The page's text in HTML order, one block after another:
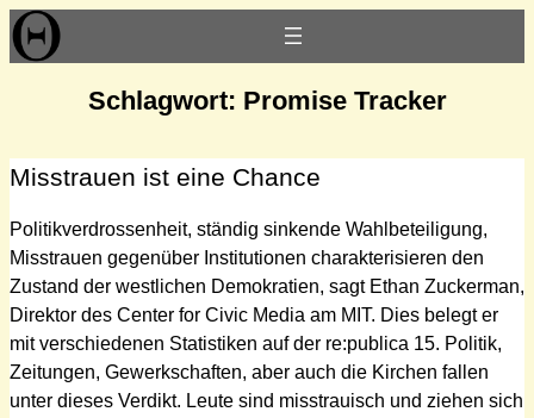
Zum
Inhalt
Schlagwort: Promise Tracker
Misstrauen ist eine Chance
Politikverdrossenheit, ständig sinkende Wahlbeteiligung,
Misstrauen gegenüber Institutionen charakterisieren den
Zustand der westlichen Demokratien, sagt Ethan Zuckerman,
Direktor des Center for Civic Media am MIT. Dies belegt er
mit verschiedenen Statistiken auf der re:publica 15. Politik,
Zeitungen, Gewerkschaften, aber auch die Kirchen fallen
unter dieses Verdikt. Leute sind misstrauisch und ziehen sich